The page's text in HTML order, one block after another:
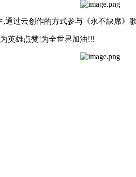
云创作的方式参与《永不缺席》
英雄点赞!为全世界加油!!!